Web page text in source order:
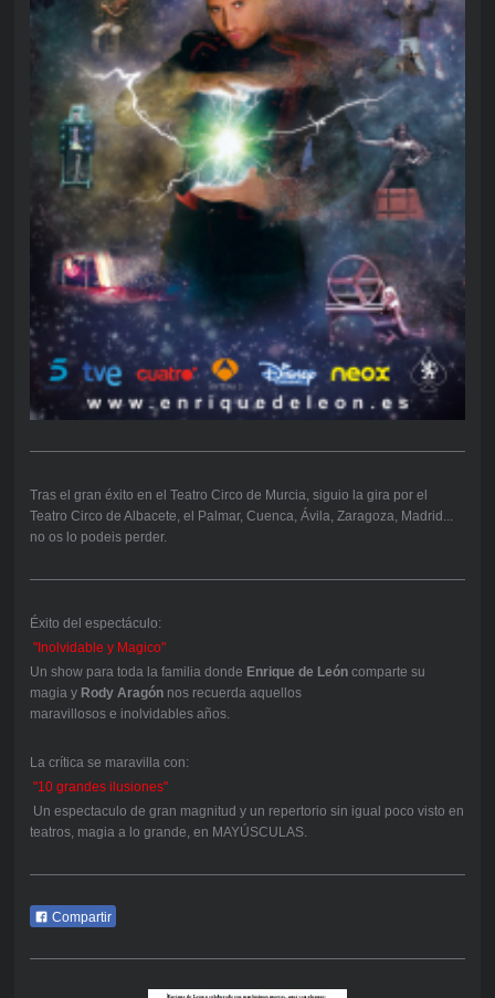
Tras el gran éxito en el Teatro Circo de Murcia, siguio la gira por el
Teatro Circo de Albacete, el Palmar, Cuenca, Ávila, Zaragoza, Madrid...
no os lo podeis perder.
Éxito del espectáculo:
"Inolvidable y Magico"
Un show para toda la familia donde Enrique de Leóncomparte su
magia y Rody Aragónnos recuerda aquellos
maravillosos e inolvidables años.
La crítica se maravilla con:
"10 grandes ilusiones"
Un espectaculo de gran magnitud y un repertorio sin igual poco visto en
teatros, magia a lo grande, en MAYÚSCULAS.
Compartir